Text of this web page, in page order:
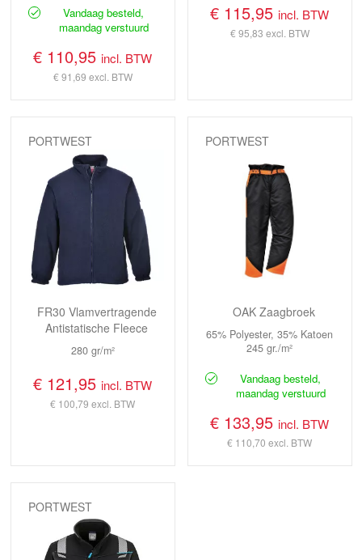
Vandaag besteld,
maandag verstuurd
€ 110,95 incl. BTW
€ 91,69 excl. BTW
€ 115,95 incl. BTW
€ 95,83 excl. BTW
PORTWEST
FR30 Vlamvertragende
Antistatische Fleece
280 gr/m²
€ 121,95 incl. BTW
€ 100,79 excl. BTW
PORTWEST
OAK Zaagbroek
65% Polyester, 35% Katoen
245 gr./m²
Vandaag besteld,
maandag verstuurd
€ 133,95 incl. BTW
€ 110,70 excl. BTW
PORTWEST